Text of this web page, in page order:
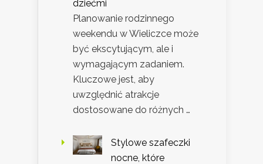
dziećmi
Planowanie rodzinnego
weekendu w Wieliczce może
być ekscytującym, ale i
wymagającym zadaniem.
Kluczowe jest, aby
uwzględnić atrakcje
dostosowane do różnych …
Stylowe szafeczki
nocne, które